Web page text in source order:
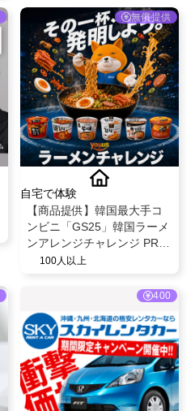
無償提供
自宅で体験
【商品提供】韓国最大手コ
ンビニ「GS25」韓国ラーメ
ンアレンジチャレンジ PRク
リエイター募集
100人以上
400